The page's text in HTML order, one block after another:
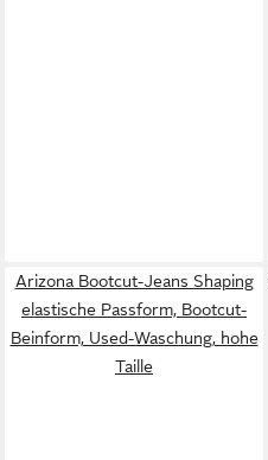
Arizona Bootcut-Jeans Shaping
elastische Passform, Bootcut-
Beinform, Used-Waschung, hohe
Taille